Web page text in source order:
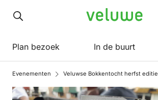
Veluwe
Plan bezoek In de buurt
Evenementen Veluwse Bokkentocht herfst editie